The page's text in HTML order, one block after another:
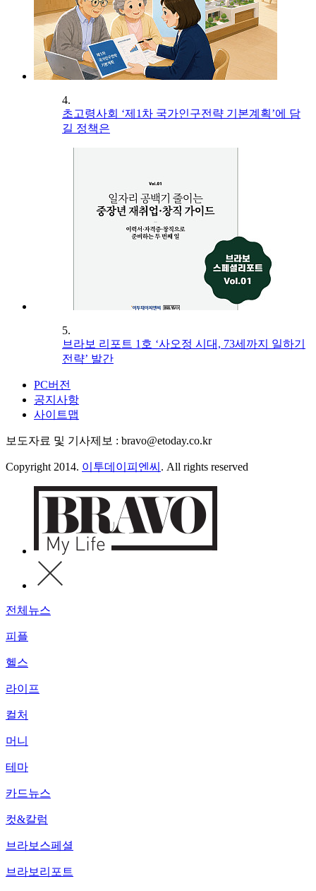
4.
초고령사회 ‘제1차 국가인구전략 기본계획’에 담
길 정책은
5.
브라보 리포트 1호 ‘사오정 시대, 73세까지 일하기
전략’ 발간
PC버전
공지사항
사이트맵
보도자료 및 기사제보 : bravo@etoday.co.kr
Copyright 2014. 이투데이피엔씨 . All rights reserved
전체뉴스
피플
헬스
라이프
컬처
머니
테마
카드뉴스
컷&칼럼
브라보스페셜
브라보리포트